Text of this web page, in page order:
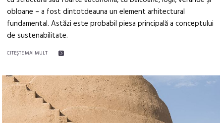
obloane – a fost dintotdeauna un element arhitectural
fundamental. Astăzi este probabil piesa principală a conceptului
de sustenabilitate.
CITEŞTE MAI MULT